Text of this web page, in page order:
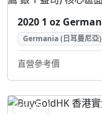
Germania (日耳曼尼亞)
直營參考價
SILVER